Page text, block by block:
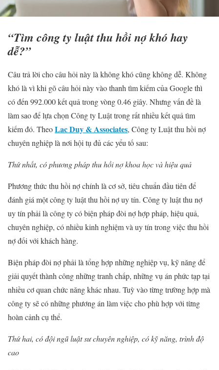
“Tìm công ty luật thu hồi nợ khó hay
dễ?”
Câu trả lời cho câu hỏi này là không khó cũng không dễ. Không
khó là vì khi gõ câu hỏi này vào thanh tìm kiếm của Google thì
có đến 992.000 kết quả trong vòng 0.46 giây. Nhưng vấn đề là
làm sao để lựa chọn Công ty Luật trong rất nhiều kết quả tìm
kiếm đó. TheoLac Duy & Associates, Công ty Luật thu hồi nợ
chuyên nghiệp là nơi hội tụ đủ các yểu tố sau:
Thứ nhất, có phương pháp thu hồi nợ khoa học và hiệu quả
Phương thức thu hồi nợ chính là cơ sở, tiêu chuẩn đầu tiên để
đánh giá một công ty luật thu hồi nợ uy tín. Công ty luật thu nợ
uy tín phải là công ty có biện pháp đòi nợ hợp pháp, hiệu quả,
chuyên nghiệp, có nhiều kinh nghiệm và uy tín trong việc thu hồi
nợ đối với khách hàng.
Biện pháp đòi nợ phải là tổng hợp những nghiệp vụ, kỹ năng để
giải quyết thành công những tranh chấp, những vụ án phức tạp tại
nhiều cơ quan chức năng khác nhau. Tuỳ vào từng trường hợp mà
công ty sẽ có những phương án làm việc cho phù hợp với từng
hoàn cảnh cụ thể.
Thứ hai, có đội ngũ luật sư chuyên nghiệp, có kỹ năng, trình độ
cao